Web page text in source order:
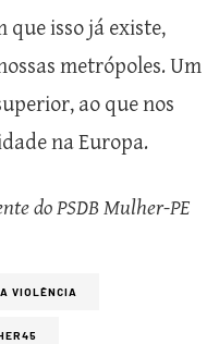
que isso já existe,
metrópoles. Um
ao que nos
na Europa.
do PSDB Mulher-PE
VIOLÊNCIA